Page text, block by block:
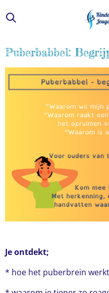
direct
de
hoofdinhoud
Puberbabbel:
Je ontdekt;
* hoe het puberbrein werkt